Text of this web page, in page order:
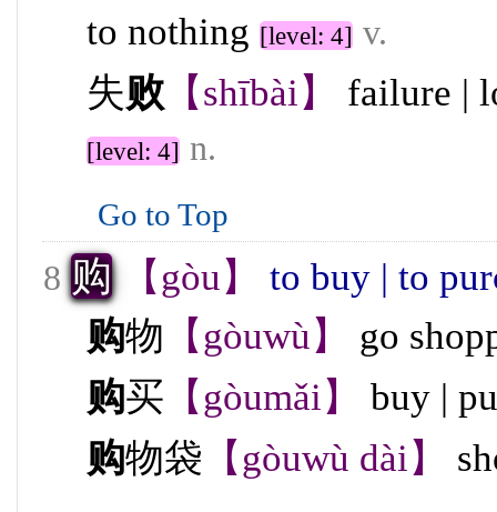
to nothing [level: 4] v.
失败 【shībài】 failure |
[level: 4] n.
Go to Top
8 购 【gòu】
to buy | to
购物 【gòuwù】
go
购买 【gòumǎi】
buy |
购物袋 【gòuwù dài】